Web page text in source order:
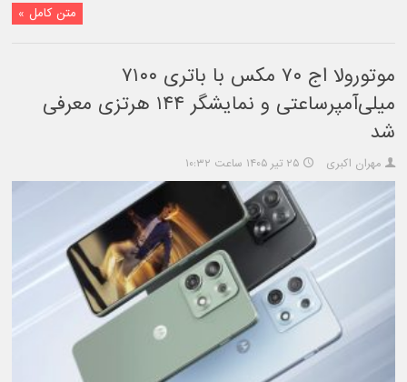
متن کامل »
موتورولا اج ۷۰ مکس با باتری ۷۱۰۰
میلی‌آمپرساعتی و نمایشگر ۱۴۴ هرتزی معرفی
شد
مهران اکبری ۲۵ تیر ۱۴۰۵ ساعت ۱۰:۳۲